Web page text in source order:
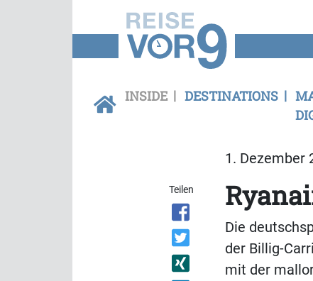
INSIDE DESTINATIONS
1. Dezember
Teilen
Die
der Billig-
mit der